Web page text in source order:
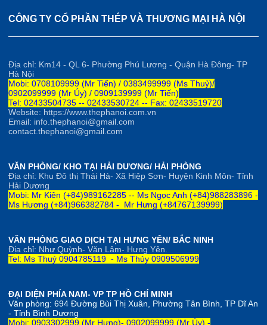
CÔNG TY CỔ PHẦN THÉP VÀ THƯƠNG MẠI HÀ NỘI
Địa chỉ: Km14 - QL 6- Phường Phú Lương - Quận Hà Đông- TP
Hà Nội
Mobi: 0708109999 (Mr Tiến) / 0383499999 (Ms Thuỷ)/
0902099999 (Mr Úy) / 0909139999 (Mr Tiến)
Tel: 02433504735 -- 02433530724 -- Fax: 02433519720
Website: https://www.thephanoi.com.vn
Email: info.thephanoi@gmail.com
contact.thephanoi@gmail.com
VĂN PHÒNG/ KHO TẠI HẢI DƯƠNG/ HẢI PHÒNG
Địa chỉ: Khu Đô thị Thái Hà- Xã Hiệp Sơn- Huyện Kinh Môn- Tỉnh
Hải Dương
Mobi: Mr Kiên (+84)989162285 -- Ms Ngọc Anh (+84)988283896 -
Ms Hương (+84)966382784 - Mr Hưng (+84767139999)
VĂN PHÒNG GIAO DỊCH TẠI HƯNG YÊN/ BẮC NINH
Địa chỉ: Như Quỳnh- Văn Lâm- Hưng Yên.
Tel: Ms Thuý 0904785119 - Ms Thủy 0909506999
ĐẠI DIỆN PHÍA NAM- VP TP HỒ CHÍ MINH
Văn phòng: 694 Đường Bùi Thị Xuân, Phường Tân Bình, TP Dĩ An
- Tỉnh Bình Dương
Mobi: 0903302999 (Mr Hưng)- 0902099999 (Mr Úy) -